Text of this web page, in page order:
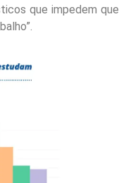
que impedem que